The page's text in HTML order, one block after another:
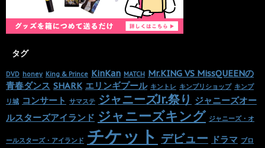
タグ
DVD honey King & Prince KinKan MATCH Mr.KING VS MissQUEENの
青春ダンス SHARK エリンギプール キントレ キンプリショップ キンプ
リ城 コンサート サマステ ジャニーズJr.祭り ジャニーズオー
ルスターズアイランド ジャニーズキング ジャニーズ・オ
ールスターズ・アイランド チケット デビュー ドラマ ブロ